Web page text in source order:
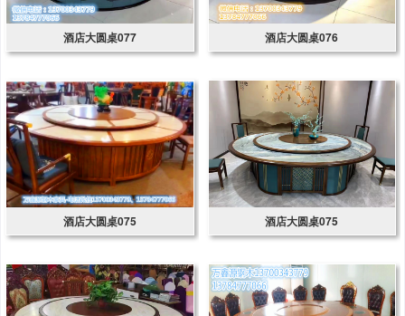
酒店大圆桌077 酒店大圆桌076
酒店大圆桌075 酒店大圆桌075